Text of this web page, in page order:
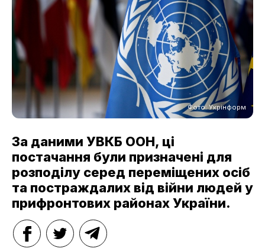
Фото: Укрінформ
За даними УВКБ ООН, ці
постачання були призначені для
розподілу серед переміщених осіб
та постраждалих від війни людей у​​
прифронтових районах України.